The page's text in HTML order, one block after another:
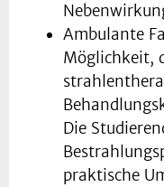
Ambulante
Möglichkeit,
Die
praktische